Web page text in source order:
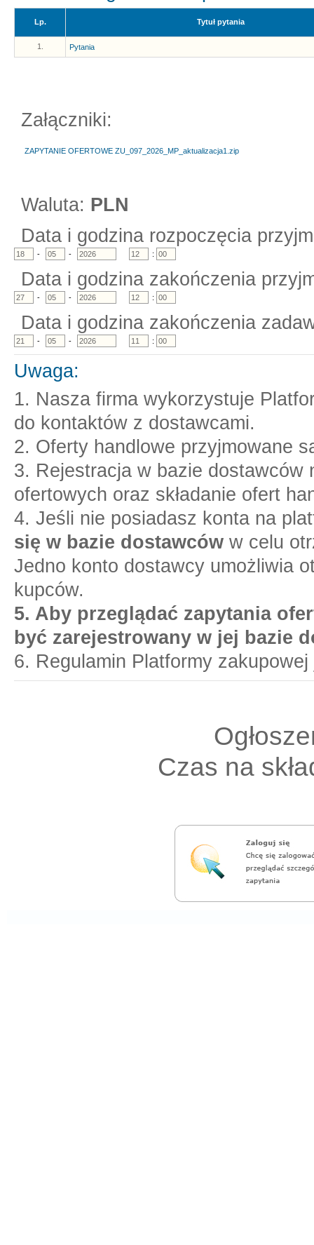
Lp. Tytuł pytania
1. Pytania
Załączniki:
ZAPYTANIE OFERTOWE ZU_097_2026_MP_aktualizacja1.zip
Waluta: PLN
Data i godzina rozpoczęcia
- - :
Data i godzina zakończenia
- - :
Data i godzina zakończenia
- - :
Uwaga:
1. Nasza firma wykorzystuje
do kontaktów z dostawcami.
2. Oferty handlowe przyjmowane
3. Rejestracja w bazie dostawców
ofertowych oraz składanie ofert
4. Jeśli nie posiadasz konta na
się w bazie dostawców w celu
Jedno konto dostawcy umożliwia
kupców.
5. Aby przeglądać zapytania
być zarejestrowany w jej bazie
6. Regulamin Platformy
Czas na